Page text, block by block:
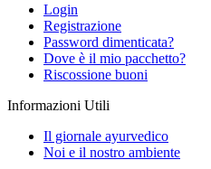
Login
Registrazione
Password dimenticata?
Dove è il mio pacchetto?
Riscossione buoni
Informazioni Utili
Il giornale ayurvedico
Noi e il nostro ambiente